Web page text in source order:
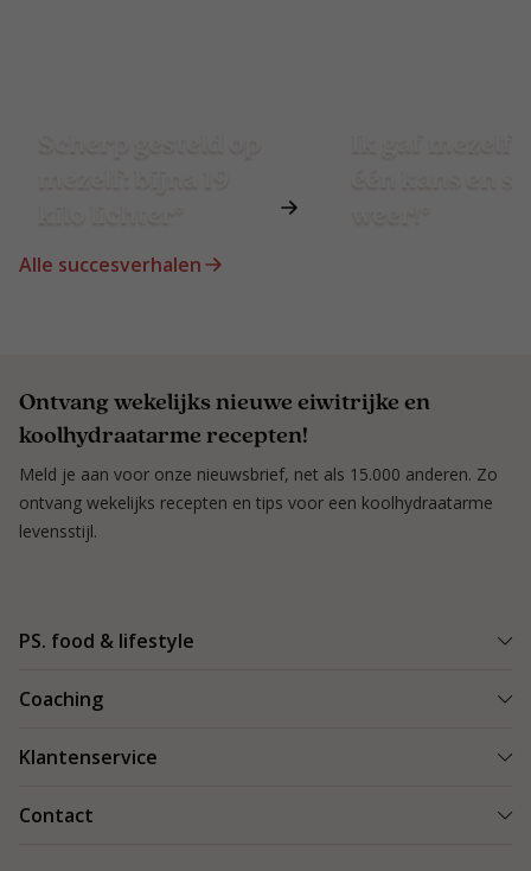
Alle succesverhalen
Ontvang wekelijks nieuwe eiwitrijke en
koolhydraatarme recepten!
Meld je aan voor onze nieuwsbrief, net als 15.000 anderen. Zo
ontvang wekelijks recepten en tips voor een koolhydraatarme
levensstijl.
PS. food & lifestyle
Re-boost pakket
Coaching
Blog & Tips
Klantenservice
Contact